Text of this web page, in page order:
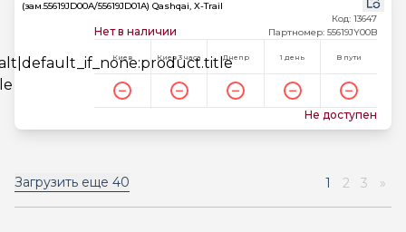
(зам.55619JD00A/55619JD01A) Qashqai, X-Trail
Нет в наличии
Код: 13647
Партномер: 55619JY00B
Киев Киев 3 часа Днепр 1 день В пути
Не доступен
Загрузить еще 40 1 2 3 »